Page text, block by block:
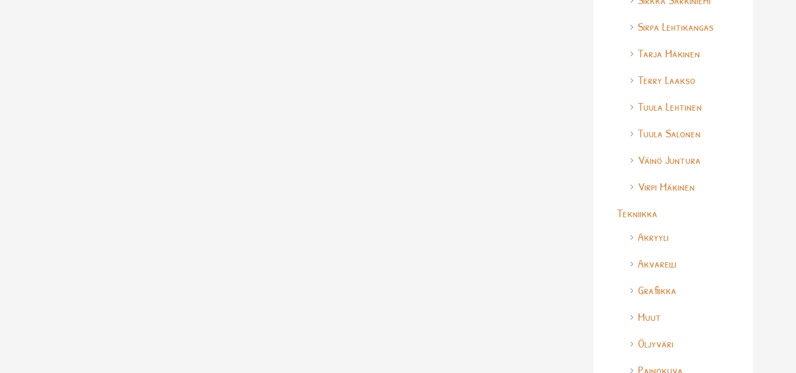
Sirpa Lehtikangas
Tarja Mäkinen
Terry Laakso
Tuula Lehtinen
Tuula Salonen
Väinö Juntura
Virpi Mäkinen
Tekniikka
Akryyli
Akvarelli
Grafiikka
Muut
Öljyväri
Painokuva